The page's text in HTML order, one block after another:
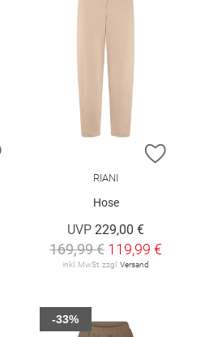
ZUR WUNSCHLISTE HINZUFÜGEN
ZUR
RIANI
Hose
UVP 229,00 €
169,99 € 119,99 €
inkl. MwSt. zzgl.Versand
-33%